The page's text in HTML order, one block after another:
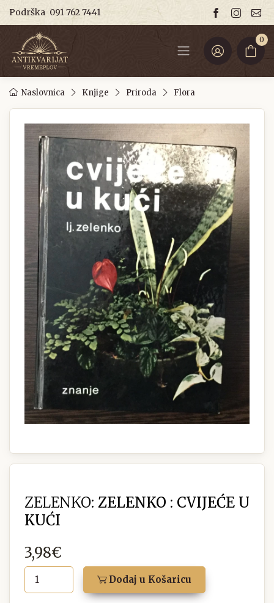
Podrška 091 762 7441
0
Naslovnica Knjige Priroda Flora
ZELENKO: ZELENKO : CVIJEĆE U
KUĆI
3,98€
Dodaj u Košaricu